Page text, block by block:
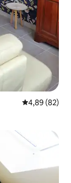
4,89 de uma
4,89 (82)